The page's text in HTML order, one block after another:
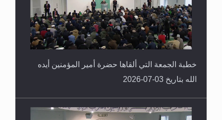
خطبة الجمعة التي ألقاها حضرة أمير المؤمنين أيده
الله بتاريخ 03-07-2026